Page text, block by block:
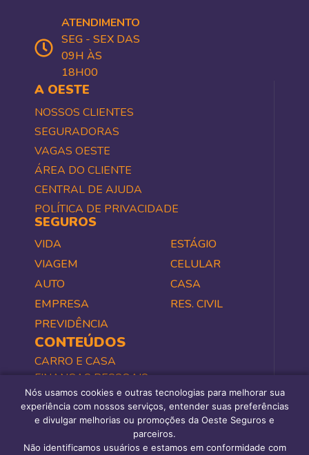
ATENDIMENTO
SEG - SEX DAS
09H ÀS
18H00
A OESTE
NOSSOS CLIENTES
SEGURADORAS
VAGAS OESTE
ÁREA DO CLIENTE
CENTRAL DE AJUDA
POLÍTICA DE PRIVACIDADE
SEGUROS
VIAGEM
ESTÁGIO
AUTO CASA
CELULAR
EMPRESA
PREVIDÊNCIA
RES. CIVIL
VIDA
CONTEÚDOS
CARRO E CASA
FINANÇAS PESSOAIS
NEGÓCIOS
SAÚDE E BEM-ESTAR
TODOS
PERGUNTAS FREQUENTES
Nós usamos cookies e outras tecnologias para melhorar sua
experiência com nossos serviços, entender suas preferências
e divulgar melhorias ou promoções da Oeste Seguros e
parceiros.
Não identificamos usuários e estamos em conformidade com